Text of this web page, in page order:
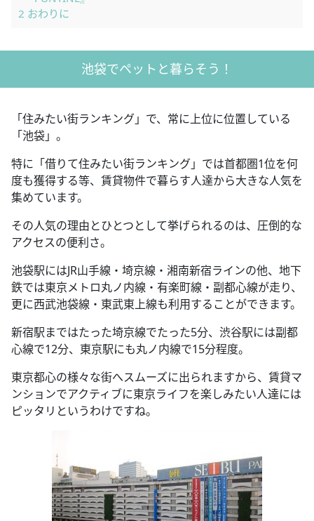
2 おわりに
池袋でペットと暮らそう！
「住みたい街ランキング」で、常に上位に位置している
「池袋」。
特に「借りて住みたい街ランキング」では首都圏1位を何
度も獲得する等、賃貸物件で暮らす人達から大きな人気を
集めています。
その人気の理由とひとつとして挙げられるのは、圧倒的な
アクセスの便利さ。
池袋駅にはJR山手線・埼京線・湘南新宿ラインの他、地下
鉄では東京メトロ丸ノ内線・有楽町線・副都心線が走り、
更に西武池袋線・東武東上線も利用することができます。
新宿駅まではたった埼京線でたった5分、渋谷駅には副都
心線で12分、東京駅にも丸ノ内線で15分程度。
東京都心の様々な街へスムーズに出られますから、賃貸マ
ンションでアクティブに東京ライフを楽しみたい人達には
ピッタリというわけですね。